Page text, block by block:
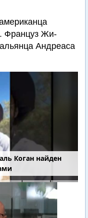
Француз Жи-
Андреаса
Коган найден